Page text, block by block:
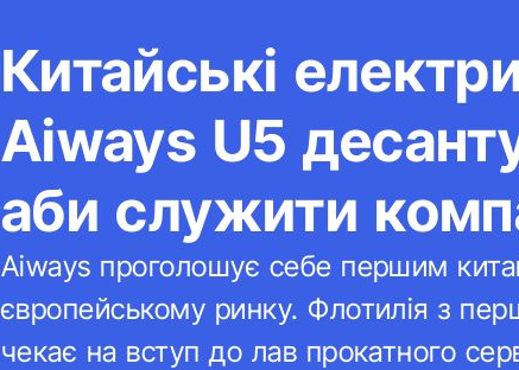
Китайські
Aiways U5
аби служити
Aiways проголошує себе першим
європейському ринку. Флотилія з
чекає на вступ до лав прокатного